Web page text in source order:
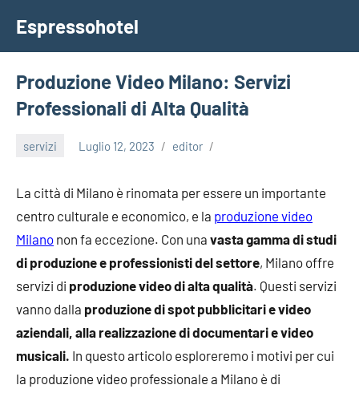
contenuto
Espressohotel
Dove
le
Notizie
Trovano
Casa
Produzione Video Milano: Servizi
Professionali di Alta Qualità
servizi Luglio 12, 2023 editor
La città di Milano è rinomata per essere un importante
centro culturale e economico, e la produzione video
Milano non fa eccezione. Con una vasta gamma di studi
di produzione e professionisti del settore, Milano offre
servizi di produzione video di alta qualità. Questi servizi
vanno dalla produzione di spot pubblicitari e video
aziendali, alla realizzazione di documentari e video
musicali. In questo articolo esploreremo i motivi per cui
la produzione video professionale a Milano è di